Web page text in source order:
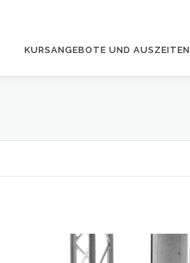
KURSANGEBOTE UND AUSZEITEN